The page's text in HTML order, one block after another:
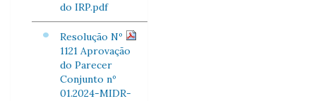
do IRP.pdf
Resolução Nº
1121 Aprovação
do Parecer
Conjunto nº
01.2024-MIDR-